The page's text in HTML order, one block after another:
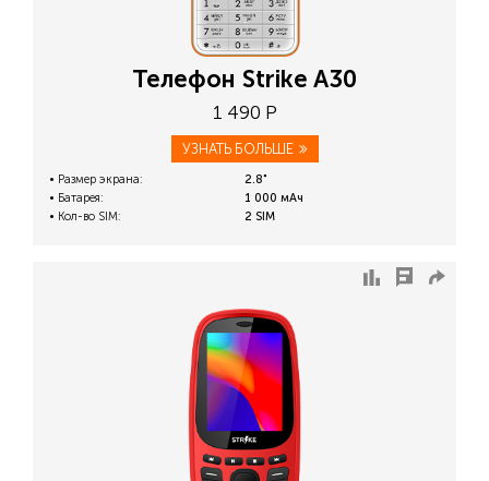
Телефон Strike A30
1 490 Р
УЗНАТЬ БОЛЬШЕ
Размер экрана:
2.8"
Батарея:
1 000 мАч
Кол-во SIM:
2 SIM